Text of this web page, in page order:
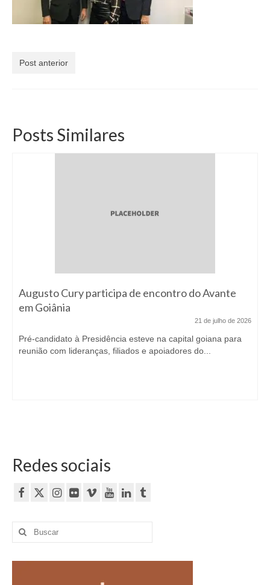
Currículo
Post anterior
Posts Similares
Augusto Cury participa de encontro do Avante
em Goiânia
21 de julho de 2026
Pré-candidato à Presidência esteve na capital goiana para
reunião com lideranças, filiados e apoiadores do...
Redes sociais
Buscar
por: